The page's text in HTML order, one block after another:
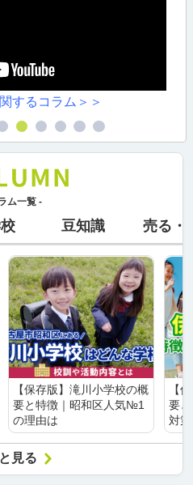
するコラム＞＞
ム一覧 -
豆知識 売る・
【保存版】滝川小学校の概
要と特徴｜昭和区人気№1
の理由は
【
要
対
見る